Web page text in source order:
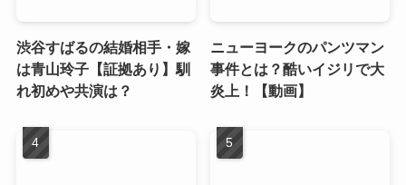
渋谷すばるの結婚相手・嫁
は青山玲子【証拠あり】馴
れ初めや共演は？
ニューヨークのパンツマン
事件とは？酷いイジリで大
炎上！【動画】